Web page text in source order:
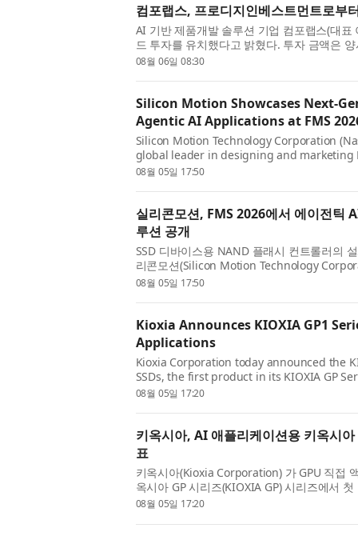
컴포랩스, 프로디지인베스트먼트로부
AI 기반 제품개발 솔루션 기업 컴포랩스(대
드 투자를 유치했다고 밝혔다. 투자 금액은
립된 컴포랩스는 인체 데이터 제공 솔루션 ‘
08월 06일 08:30
Silicon Motion Showcases Next-
Agentic AI Applications at FMS
Silicon Motion Technology Corporation
global leader in designing and
storage devices, today announced it will
08월 05일 17:50
실리콘모션, FMS 2026에서 에이전틱
루션 공개
SSD 디바이스용 NAND 플래시 컨트롤러의
리콘모션(Silicon Motion Technology
은 미국 캘리포니아 산타클라라에서 개최된
08월 05일 17:50
Kioxia Announces KIOXIA GP1
Applications
Kioxia Corporation today announced the
SSDs, the first product in its KIOXIA GP
for GPU direct access. Building on the
08월 05일 17:20
키옥시아, AI 애플리케이션용 키옥시
표
키옥시아(Kioxia Corporation) 가 GPU 직접
옥시아 GP 시리즈(KIOXIA GP) 시리즈에서
리즈 PCIe® 6.0 NVMe™ SSD를 발표했다.
08월 05일 17:20